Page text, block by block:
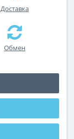
Доставка
Обмен